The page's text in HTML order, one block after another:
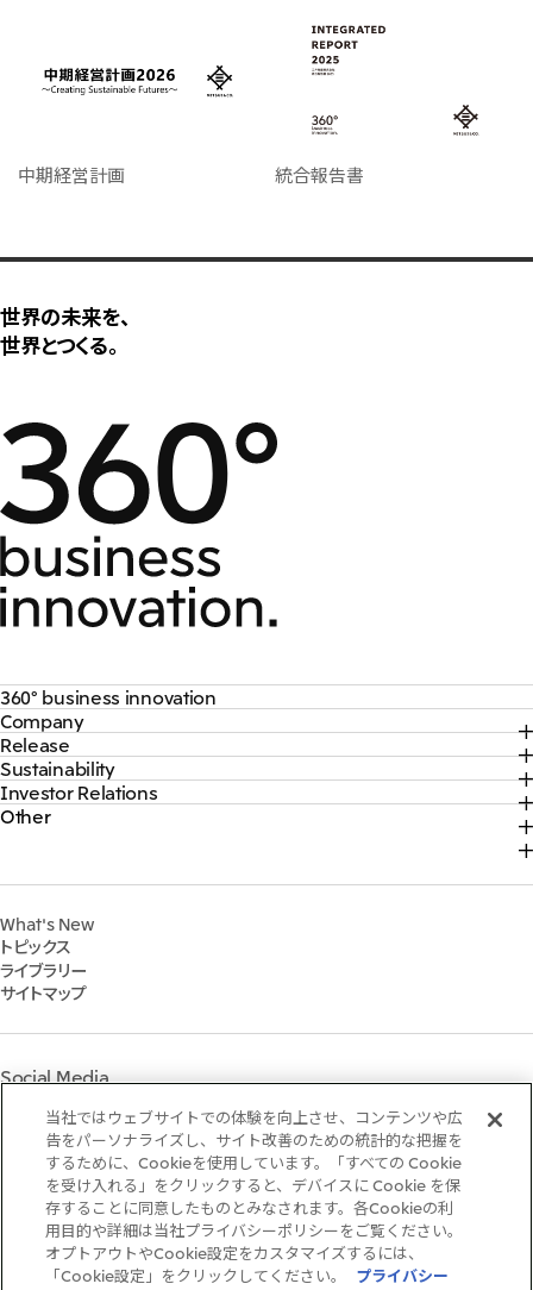
中期経営計画 統合報告書
世界の未来を、
世界とつくる。
360° business innovation
トップ
三井物産ブランド・プロジェクト
ソーシャルメディア公式アカウント一覧​
コンテンツ一覧
Company
トップ
社長メッセージ
三井物産について
三井物産の事業
Release
トップ
2026年
2025年
Sustainability
トップ
サステナビリティ最新情報
Social
Governance
マテリアリティ
イニシアティブへの参画
三井物産の人材マネジメント
社会貢献活動
ライブラリー
「三井物産の森」LEAPアプローチ
TCFDに基づく情報開示
Investor Relations
トップ
IR資料室
IR説明会
個人株主・投資家の皆様へ
株主・株式基本情報
IRカレンダー
Other
三井グループ350周年記念事業サイト
What's New
トピックス
ライブラリー
サイトマップ
Social Media
InstagramTwitter FacebookLinkedInYoutube
ご利用条件
推奨環境
個人情報保護方針
当社ではウェブサイトでの体験を向上させ、コンテンツや広
告をパーソナライズし、サイト改善のための統計的な把握を
するために、Cookieを使用しています。「すべての Cookie
を受け入れる」をクリックすると、デバイスに Cookie を保
存することに同意したものとみなされます。各Cookieの利
用目的や詳細は当社プライバシーポリシーをご覧ください。
オプトアウトやCookie設定をカスタマイズするには、
「Cookie設定」をクリックしてください。
プライバシー